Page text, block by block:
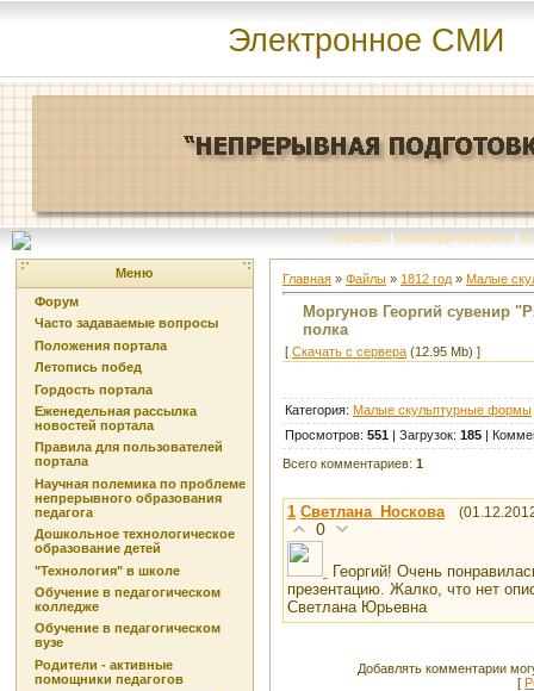
Электронное СМИ
Главная | Команда портала | О
Меню
Форум
Часто задаваемые вопросы
Положения портала
Летопись побед
Гордость портала
Еженедельная рассылка
новостей портала
Правила для пользователей
портала
Научная полемика по проблеме
непрерывного образования
педагога
Дошкольное технологическое
образование детей
"Технология" в школе
Обучение в педагогическом
колледже
Обучение в педагогическом
вузе
Родители - активные
помощники педагогов
Главная » Файлы » 1812 год » Малые
Моргунов Георгий сувенир
полка
[ Скачать с сервера (12.95 Mb) ]
Категория: Малые скульптурные формы
Просмотров: 551 | Загрузок: 185 |
Всего комментариев: 1
1 Светлана_Носкова
0
Георгий! Очень
презентацию. Жалко, что нет
Светлана Юрьевна
Добавлять комментарии
[